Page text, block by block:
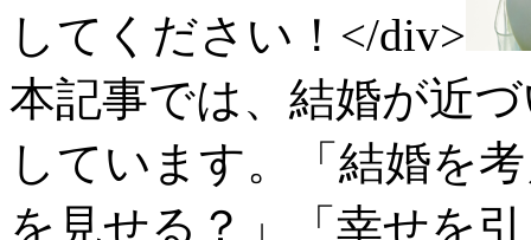
してください！</div>
本記事では、結婚が近
しています。「結婚を
を見せる？」「幸せを